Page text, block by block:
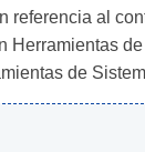
referencia al
de